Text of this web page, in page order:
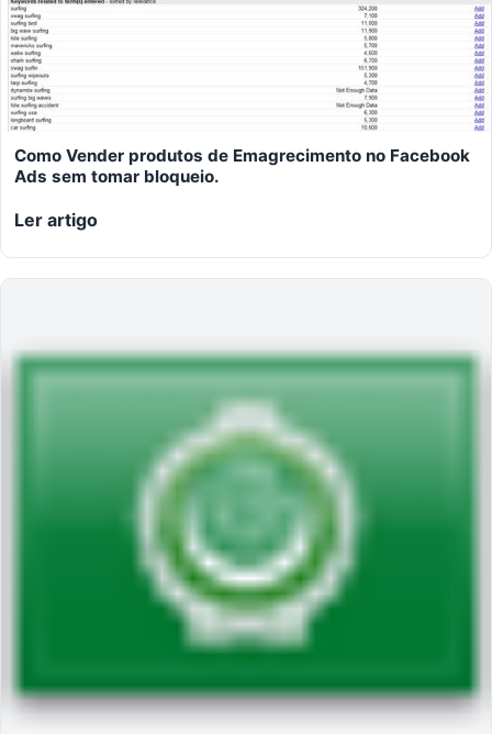
Como Vender produtos de Emagrecimento no Facebook
Ads sem tomar bloqueio.
Ler artigo